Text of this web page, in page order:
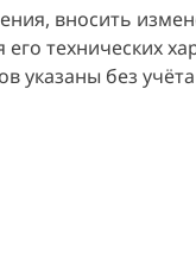
вносить
технических
без